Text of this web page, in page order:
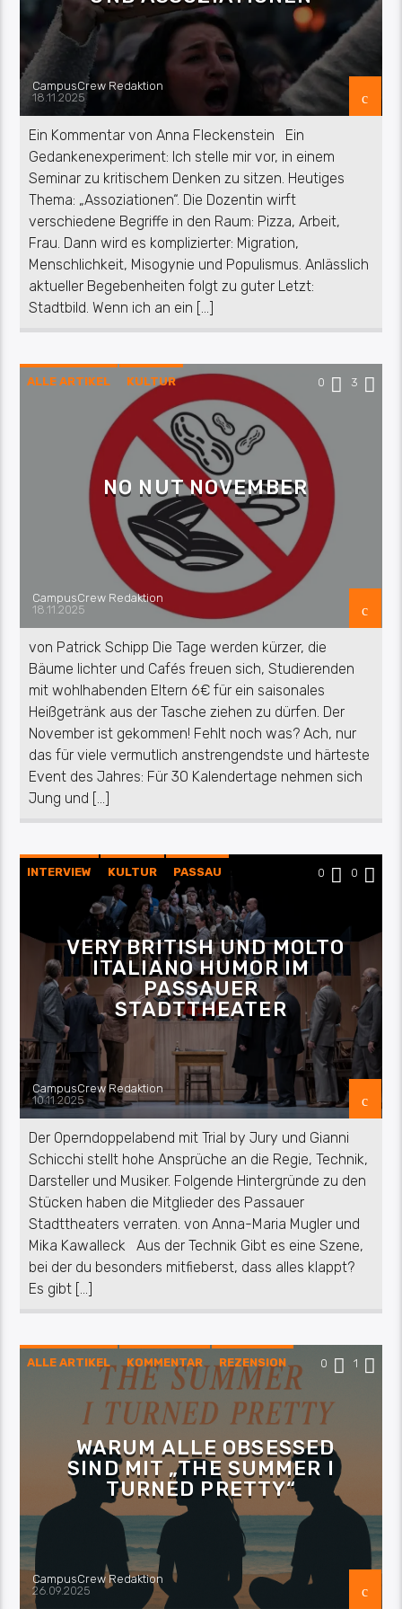
CampusCrew Redaktion
18.11.2025
Ein Kommentar von Anna Fleckenstein Ein
Gedankenexperiment: Ich stelle mir vor, in einem
Seminar zu kritischem Denken zu sitzen. Heutiges
Thema: „Assoziationen“. Die Dozentin wirft
verschiedene Begriffe in den Raum: Pizza, Arbeit,
Frau. Dann wird es komplizierter: Migration,
Menschlichkeit, Misogynie und Populismus. Anlässlich
aktueller Begebenheiten folgt zu guter Letzt:
Stadtbild. Wenn ich an ein […]
ALLE ARTIKEL KULTUR 0 3
NO NUT NOVEMBER
CampusCrew Redaktion
18.11.2025
von Patrick Schipp Die Tage werden kürzer, die
Bäume lichter und Cafés freuen sich, Studierenden
mit wohlhabenden Eltern 6€ für ein saisonales
Heißgetränk aus der Tasche ziehen zu dürfen. Der
November ist gekommen! Fehlt noch was? Ach, nur
das für viele vermutlich anstrengendste und härteste
Event des Jahres: Für 30 Kalendertage nehmen sich
Jung und […]
INTERVIEW KULTUR PASSAU 0 0
VERY BRITISH UND MOLTO
ITALIANO HUMOR IM
PASSAUER
STADTTHEATER
CampusCrew Redaktion
10.11.2025
Der Operndoppelabend mit Trial by Jury und Gianni
Schicchi stellt hohe Ansprüche an die Regie, Technik,
Darsteller und Musiker. Folgende Hintergründe zu den
Stücken haben die Mitglieder des Passauer
Stadttheaters verraten. von Anna-Maria Mugler und
Mika Kawalleck Aus der Technik Gibt es eine Szene,
bei der du besonders mitfieberst, dass alles klappt?
Es gibt […]
ALLE ARTIKEL KOMMENTAR REZENSION 0 1
WARUM ALLE OBSESSED
SIND MIT „THE SUMMER I
TURNED PRETTY“
CampusCrew Redaktion
26.09.2025